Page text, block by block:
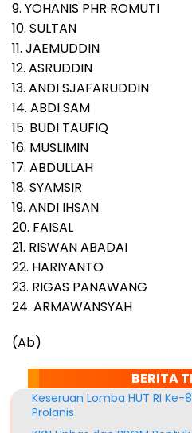
9. YOHANIS PHR ROMUTI
10. SULTAN
11. JAEMUDDIN
12. ASRUDDIN
13. ANDI SJAFARUDDIN
14. ABDI SAM
15. BUDI TAUFIQ
16. MUSLIMIN
17. ABDULLAH
18. SYAMSIR
19. ANDI IHSAN
20. FAISAL
21. RISWAN ABADAI
22. HARIYANTO
23. RIGAS PANAWANG
24. ARMAWANSYAH
(Ab)
BERITA
Keseruan Lomba HUT RI Ke-
Prolanis